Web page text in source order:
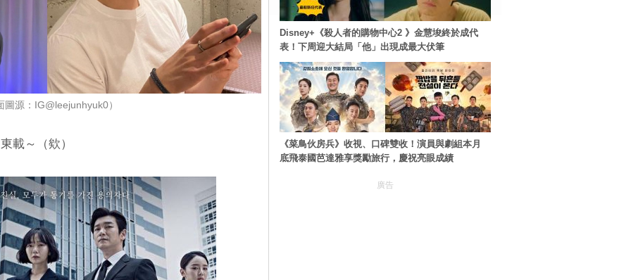
圖源：IG@leejunhyuk0）
載～（欸）
Disney+《殺人者的購物中心2 》金慧埈終於成代
表！下周迎大結局「他」出現成最大伏筆
《菜鳥伙房兵》收視、口碑雙收！演員與劇組本月
底飛泰國芭達雅享獎勵旅行，慶祝亮眼成績
廣告